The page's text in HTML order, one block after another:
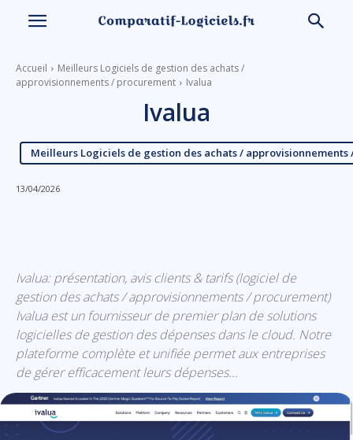
Accueil
Meilleurs Logiciels de gestion des achats /
approvisionnements / procurement
Ivalua
Ivalua
Meilleurs Logiciels de gestion des achats /
13/04/2026
Ivalua: présentation, avis clients & tarifs (logiciel de
gestion des achats / approvisionnements / procurement)
Ivalua est un fournisseur de premier plan de solutions
logicielles de gestion des dépenses dans le cloud. Notre
plateforme complète et unifiée permet aux entreprises
de gérer efficacement leurs dépenses...